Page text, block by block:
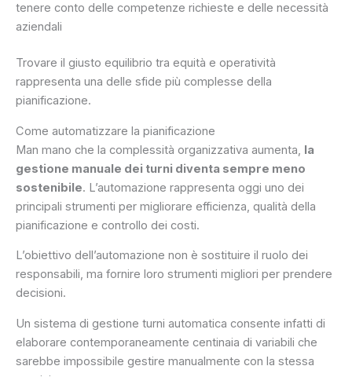
tenere conto delle competenze richieste e delle necessità
aziendali
Trovare il giusto equilibrio tra equità e operatività
rappresenta una delle sfide più complesse della
pianificazione.
Come automatizzare la pianificazione
Man mano che la complessità organizzativa aumenta, la
gestione manuale dei turni diventa sempre meno
sostenibile. L’automazione rappresenta oggi uno dei
principali strumenti per migliorare efficienza, qualità della
pianificazione e controllo dei costi.
L’obiettivo dell’automazione non è sostituire il ruolo dei
responsabili, ma fornire loro strumenti migliori per prendere
decisioni.
Un sistema di gestione turni automatica consente infatti di
elaborare contemporaneamente centinaia di variabili che
sarebbe impossibile gestire manualmente con la stessa